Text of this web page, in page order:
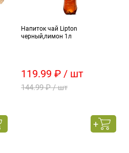
Напиток чай Lipton
черный,лимон 1л
119.99 ₽ / шт
144.99 ₽ / шт